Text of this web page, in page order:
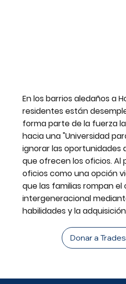
En los barrios aledaños a
residentes están
forma parte de la fuerza
hacia una "Universidad
ignorar las oportunidades
que ofrecen los oficios. Al
oficios como una opción
que las familias rompan el
intergeneracional
habilidades y la
Donar a